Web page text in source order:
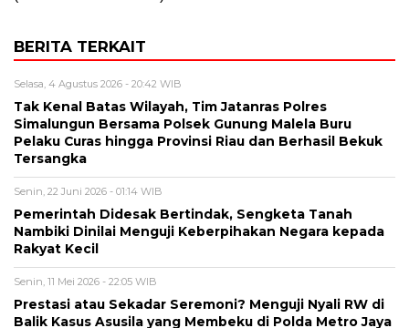
BERITA TERKAIT
Selasa, 4 Agustus 2026 - 20:42 WIB
Tak Kenal Batas Wilayah, Tim Jatanras Polres
Simalungun Bersama Polsek Gunung Malela Buru
Pelaku Curas hingga Provinsi Riau dan Berhasil Bekuk
Tersangka
Senin, 22 Juni 2026 - 01:14 WIB
Pemerintah Didesak Bertindak, Sengketa Tanah
Nambiki Dinilai Menguji Keberpihakan Negara kepada
Rakyat Kecil
Senin, 11 Mei 2026 - 22:05 WIB
Prestasi atau Sekadar Seremoni? Menguji Nyali RW di
Balik Kasus Asusila yang Membeku di Polda Metro Jaya